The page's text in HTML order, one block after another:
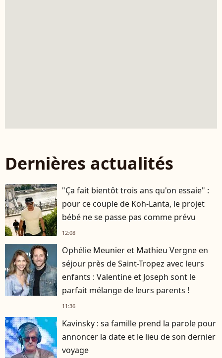
Dernières actualités
"Ça fait bientôt trois ans qu'on essaie" :
pour ce couple de Koh-Lanta, le projet
bébé ne se passe pas comme prévu
12:08
Ophélie Meunier et Mathieu Vergne en
séjour près de Saint-Tropez avec leurs
enfants : Valentine et Joseph sont le
parfait mélange de leurs parents !
11:36
Kavinsky : sa famille prend la parole pour
annoncer la date et le lieu de son dernier
voyage